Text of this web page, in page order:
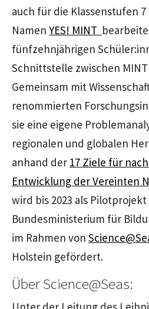
auch für die Klassenstufen
Namen YES! MINT
fünfzehnjährigen
Schnittstelle zwischen
Gemeinsam mit
renommierten
sie eine eigene
regionalen und globalen
anhand der 17 Ziele für
Entwicklung der Vereinten
wird bis 2023 als
Bundesministerium für
im Rahmen von
Holstein gefördert.
Über Science@Seas: